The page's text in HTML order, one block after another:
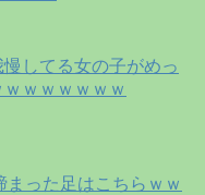
慢してる女の子がめっ
ｗｗｗｗｗｗ
まった足はこちらｗｗ